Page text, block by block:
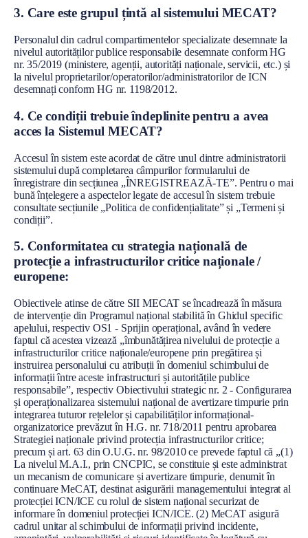
3. Care este grupul țintă al sistemului MECAT?
Personalul din cadrul compartimentelor specializate desemnate la
nivelul autorităților publice responsabile desemnate conform HG
nr. 35/2019 (ministere, agenții, autorități naționale, servicii, etc.) și
la nivelul proprietarilor/operatorilor/administratorilor de ICN
desemnați conform HG nr. 1198/2012.
4. Ce condiții trebuie îndeplinite pentru a avea
acces la Sistemul MECAT?
Accesul în sistem este acordat de către unul dintre administratorii
sistemului după completarea câmpurilor formularului de
înregistrare din secțiunea „ÎNREGISTREAZĂ-TE”. Pentru o mai
bună înțelegere a aspectelor legate de accesul în sistem trebuie
consultate secțiunile „Politica de confidențialitate” și „Termeni și
condiții”.
5. Conformitatea cu strategia națională de
protecție a infrastructurilor critice naționale /
europene:
Obiectivele atinse de către SII MECAT se încadrează în măsura
de intervenție din Programul național stabilită în Ghidul specific
apelului, respectiv OS1 - Sprijin operațional, având în vedere
faptul că acestea vizează „îmbunătățirea nivelului de protecție a
infrastructurilor critice naționale/europene prin pregătirea și
instruirea personalului cu atribuții în domeniul schimbului de
informații între aceste infrastructuri și autoritățile publice
responsabile”, respectiv Obiectivului strategic nr. 2 - Configurarea
și operaționalizarea sistemului național de avertizare timpurie prin
integrarea tuturor rețelelor și capabilităților informațional-
organizatorice prevăzut în H.G. nr. 718/2011 pentru aprobarea
Strategiei naționale privind protecția infrastructurilor critice;
precum și art. 63 din O.U.G. nr. 98/2010 ce prevede faptul că „(1)
La nivelul M.A.I., prin CNCPIC, se constituie și este administrat
un mecanism de comunicare și avertizare timpurie, denumit în
continuare MeCAT, destinat asigurării managementului integrat al
protecției ICN/ICE cu rolul de sistem național securizat de
informare în domeniul protecției ICN/ICE. (2) MeCAT asigură
cadrul unitar al schimbului de informații privind incidente,